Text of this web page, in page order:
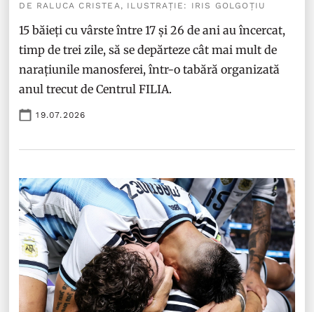
DE RALUCA CRISTEA, ILUSTRAȚIE: IRIS GOLGOȚIU
15 băieți cu vârste între 17 și 26 de ani au încercat,
timp de trei zile, să se depărteze cât mai mult de
narațiunile manosferei, într-o tabără organizată
anul trecut de Centrul FILIA.
19.07.2026